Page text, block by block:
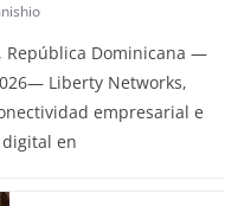
República Dominicana —
Liberty Networks,
empresarial e
en